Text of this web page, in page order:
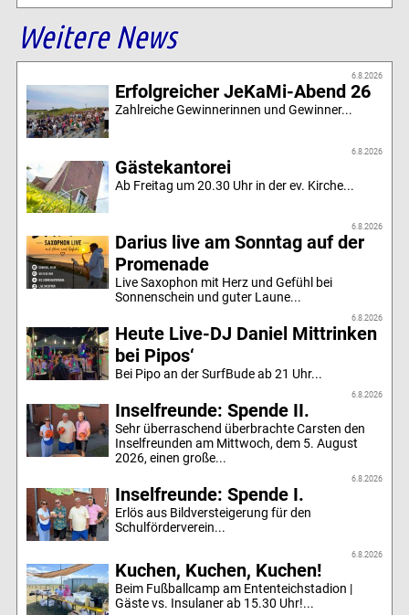
Weitere News
6.8.2026
Erfolgreicher JeKaMi-Abend 26
Zahlreiche Gewinnerinnen und Gewinner...
6.8.2026
Gästekantorei
Ab Freitag um 20.30 Uhr in der ev. Kirche...
6.8.2026
Darius live am Sonntag auf der
Promenade
Live Saxophon mit Herz und Gefühl bei
Sonnenschein und guter Laune...
6.8.2026
Heute Live-DJ Daniel Mittrinken
bei Pipos‘
Bei Pipo an der SurfBude ab 21 Uhr...
6.8.2026
Inselfreunde: Spende II.
Sehr überraschend überbrachte Carsten den
Inselfreunden am Mittwoch, dem 5. August
2026, einen große...
6.8.2026
Inselfreunde: Spende I.
Erlös aus Bildversteigerung für den
Schulförderverein...
6.8.2026
Kuchen, Kuchen, Kuchen!
Beim Fußballcamp am Ententeichstadion |
Gäste vs. Insulaner ab 15.30 Uhr!...